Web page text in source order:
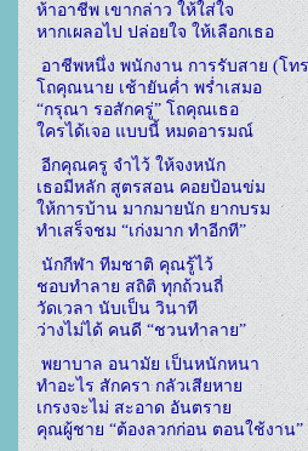
ห้าอาชีพ เขากล่าว ให้ใส่ใจ
หากเผลอไป ปล่อยใจ ให้เลือกเธอ
โถคุณนาย เช้ายันค่ำ พร่ำเสมอ
“กรุณา รอสักครู่” โถคุณเธอ
ใครได้เจอ แบบนี้ หมดอารมณ์
อีกคุณครู จำไว้ ให้จงหนัก
เธอมีหลัก สูตรสอน คอยป้อนข่ม
ให้การบ้าน มากมายนัก ยากบรม
ทำเสร็จชม “เก่งมาก ทำอีกที”
นักกีฬา ทีมชาติ คุณรู้ไว้
ชอบทำลาย สถิติ ทุกถ้วนถี่
วัดเวลา นับเป็น วินาที
ว่างไม่ได้ คนดี “ชวนทำลาย”
ทำอะไร สักครา กลัวเสียหาย
เกรงจะไม่ สะอาด อันตราย
คุณผู้ชาย “ต้องลวกก่อน ตอนใช้งาน”